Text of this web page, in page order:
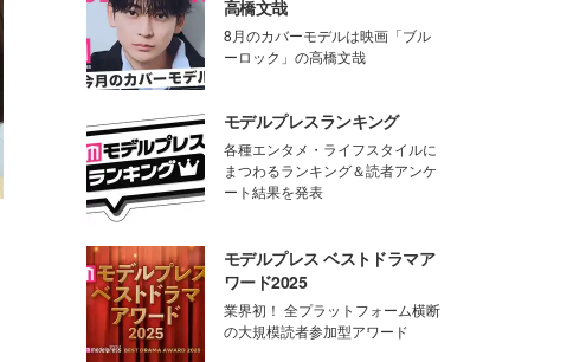
高橋文哉
8月のカバーモデルは映画「ブル
ーロック」の高橋文哉
モデルプレスランキング
各種エンタメ・ライフスタイルに
まつわるランキング＆読者アンケ
ート結果を発表
モデルプレス ベストドラマア
ワード2025
業界初！ 全プラットフォーム横断
の大規模読者参加型アワード